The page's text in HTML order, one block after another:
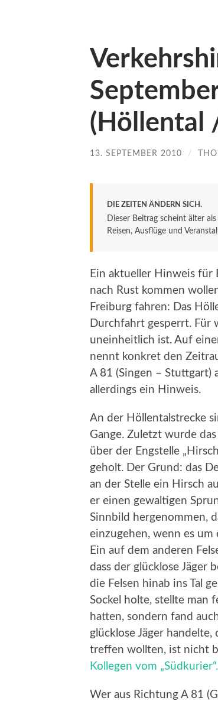
(Höllental
13. SEPTEMBER 2010 /
DIE ZEITEN ÄNDERN SICH.
Dieser Beitrag scheint älter
Reisen, Ausflüge und
Ein aktueller Hinweis für
nach Rust kommen
Freiburg fahren: Das
Durchfahrt gesperrt. Für
uneinheitlich ist. Auf
nennt konkret den
A 81 (Singen –
allerdings ein Hinweis.
An der Höllentalstrecke
Gange. Zuletzt wurde
über der Engstelle
geholt. Der Grund: das
an der Stelle ein Hirsch
er einen gewaltigen
Sinnbild hergenommen,
einzugehen, wenn es um
Ein auf dem anderen
dass der glücklose Jäger
die Felsen hinab ins Tal
Sockel holte, stellte man
hatten, sondern fand
glücklose Jäger
treffen wollten, ist nicht
Kollegen vom „Südkurier“.
Wer aus Richtung A 81